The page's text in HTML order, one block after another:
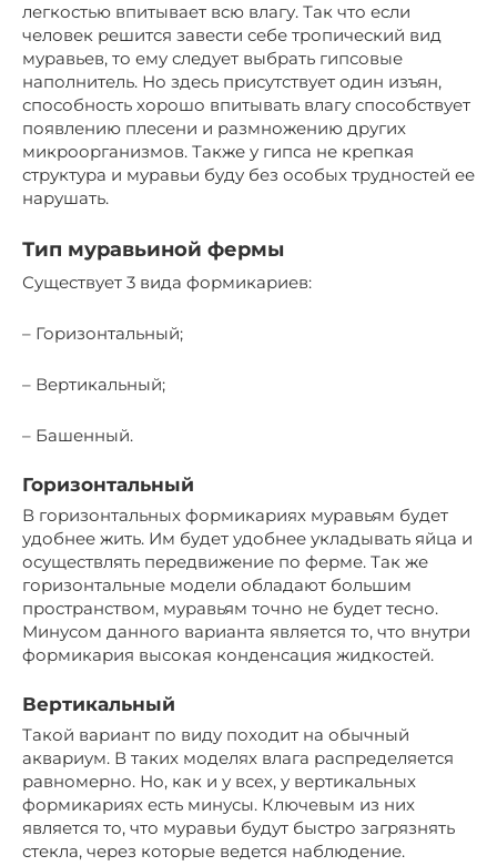
легкостью впитывает всю влагу. Так что если
человек решится завести себе тропический вид
муравьев, то ему следует выбрать гипсовые
наполнитель. Но здесь присутствует один изъян,
способность хорошо впитывать влагу способствует
появлению плесени и размножению других
микроорганизмов. Также у гипса не крепкая
структура и муравьи буду без особых трудностей ее
нарушать.
Тип муравьиной фермы
Существует 3 вида формикариев:
– Горизонтальный;
– Вертикальный;
– Башенный.
Горизонтальный
В горизонтальных формикариях муравьям будет
удобнее жить. Им будет удобнее укладывать яйца и
осуществлять передвижение по ферме. Так же
горизонтальные модели обладают большим
пространством, муравьям точно не будет тесно.
Минусом данного варианта является то, что внутри
формикария высокая конденсация жидкостей.
Вертикальный
Такой вариант по виду походит на обычный
аквариум. В таких моделях влага распределяется
равномерно. Но, как и у всех, у вертикальных
формикариях есть минусы. Ключевым из них
является то, что муравьи будут быстро загрязнять
стекла, через которые ведется наблюдение.